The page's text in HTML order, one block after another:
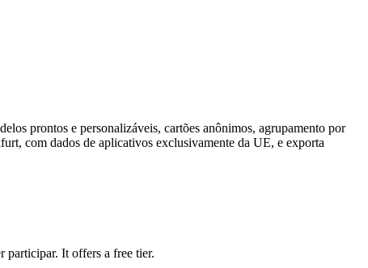
prontos e personalizáveis, cartões anônimos, agrupamento por
com dados de aplicativos exclusivamente da UE, e exporta
participar. It offers a free tier.